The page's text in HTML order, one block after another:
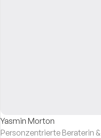
Yasmin Morton
Personzentrierte Beraterin &